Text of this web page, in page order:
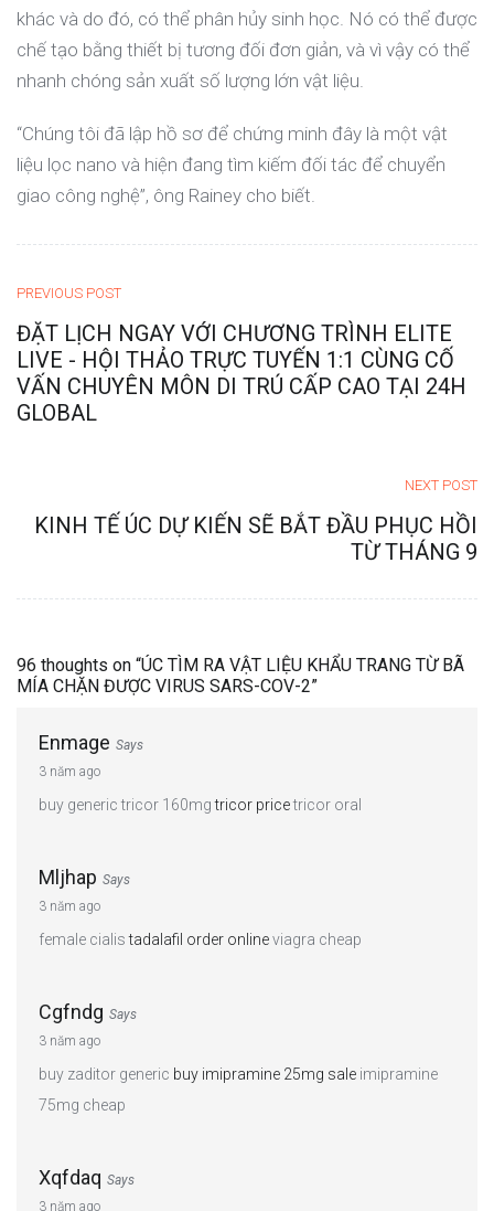
khác và do đó, có thể phân hủy sinh học. Nó có thể được
chế tạo bằng thiết bị tương đối đơn giản, và vì vậy có thể
nhanh chóng sản xuất số lượng lớn vật liệu.
“Chúng tôi đã lập hồ sơ để chứng minh đây là một vật
liệu lọc nano và hiện đang tìm kiếm đối tác để chuyển
giao công nghệ”, ông Rainey cho biết.
PREVIOUS POST
ĐẶT LỊCH NGAY VỚI CHƯƠNG TRÌNH ELITE
LIVE - HỘI THẢO TRỰC TUYẾN 1:1 CÙNG CỐ
VẤN CHUYÊN MÔN DI TRÚ CẤP CAO TẠI 24H
GLOBAL
NEXT POST
KINH TẾ ÚC DỰ KIẾN SẼ BẮT ĐẦU PHỤC HỒI
TỪ THÁNG 9
96 thoughts on “ÚC TÌM RA VẬT LIỆU KHẨU TRANG TỪ BÃ
MÍA CHẶN ĐƯỢC VIRUS SARS-COV-2”
Enmage Says
3 năm ago
buy generic tricor 160mgtricor pricetricor oral
Mljhap Says
3 năm ago
female cialistadalafil order onlineviagra cheap
Cgfndg Says
3 năm ago
buy zaditor generic buy imipramine 25mg sale imipramine
75mg cheap
Xqfdaq Says
3 năm ago